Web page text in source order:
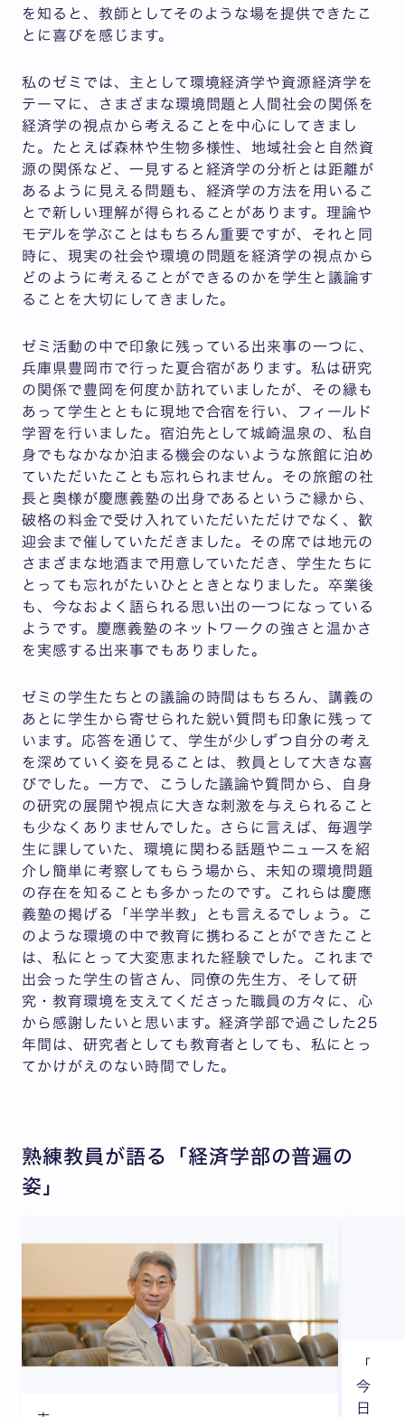
を知ると、教師としてそのような場を提供できたこ
とに喜びを感じます。
私のゼミでは、主として環境経済学や資源経済学を
テーマに、さまざまな環境問題と人間社会の関係を
経済学の視点から考えることを中心にしてきまし
た。たとえば森林や生物多様性、地域社会と自然資
源の関係など、一見すると経済学の分析とは距離が
あるように見える問題も、経済学の方法を用いるこ
とで新しい理解が得られることがあります。理論や
モデルを学ぶことはもちろん重要ですが、それと同
時に、現実の社会や環境の問題を経済学の視点から
どのように考えることができるのかを学生と議論す
ることを大切にしてきました。
ゼミ活動の中で印象に残っている出来事の一つに、
兵庫県豊岡市で行った夏合宿があります。私は研究
の関係で豊岡を何度か訪れていましたが、その縁も
あって学生とともに現地で合宿を行い、フィールド
学習を行いました。宿泊先として城崎温泉の、私自
身でもなかなか泊まる機会のないような旅館に泊め
ていただいたことも忘れられません。その旅館の社
長と奥様が慶應義塾の出身であるというご縁から、
破格の料金で受け入れていただいただけでなく、歓
迎会まで催していただきました。その席では地元の
さまざまな地酒まで用意していただき、学生たちに
とっても忘れがたいひとときとなりました。卒業後
も、今なおよく語られる思い出の一つになっている
ようです。慶應義塾のネットワークの強さと温かさ
を実感する出来事でもありました。
ゼミの学生たちとの議論の時間はもちろん、講義の
あとに学生から寄せられた鋭い質問も印象に残って
います。応答を通じて、学生が少しずつ自分の考え
を深めていく姿を見ることは、教員として大きな喜
びでした。一方で、こうした議論や質問から、自身
の研究の展開や視点に大きな刺激を与えられること
も少なくありませんでした。さらに言えば、毎週学
生に課していた、環境に関わる話題やニュースを紹
介し簡単に考察してもらう場から、未知の環境問題
の存在を知ることも多かったのです。これらは慶應
義塾の掲げる「半学半教」とも言えるでしょう。こ
のような環境の中で教育に携わることができたこと
は、私にとって大変恵まれた経験でした。これまで
出会った学生の皆さん、同僚の先生方、そして研
究・教育環境を支えてくださった職員の方々に、心
から感謝したいと思います。経済学部で過ごした25
年間は、研究者としても教育者としても、私にとっ
てかけがえのない時間でした。
熟練教員が語る「経済学部の普遍の
姿」
「
今
日